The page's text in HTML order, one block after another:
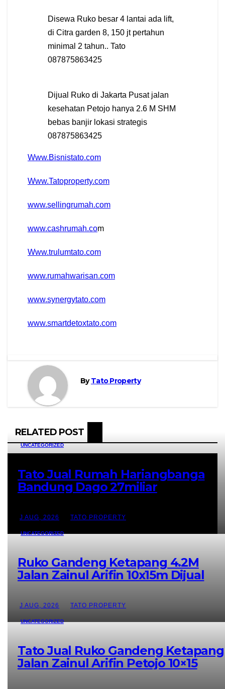
Disewa Ruko besar 4 lantai ada lift,
di Citra garden 8, 150 jt pertahun
minimal 2 tahun.. Tato
087875863425
Dijual Ruko di Jakarta Pusat jalan
kesehatan Petojo hanya 2.6 M SHM
bebas banjir lokasi strategis
087875863425
Www.Bisnistato.com
Www.Tatoproperty.com
www.sellingrumah.com
www.cashrumah.com
Www.trulumtato.com
www.rumahwarisan.com
www.synergytato.com
www.smartdetoxtato.com
ByTato Property
RELATED POST
UNCATEGORIZED
Tato Jual Rumah Hariangbanga
Bandung Dago 27miliar
J AUG, 2026 TATO PROPERTY
UNCATEGORIZED
Ruko Gandeng Ketapang 4.2M
Jalan Zainul Arifin 10x15m Dijual
J AUG, 2026 TATO PROPERTY
UNCATEGORIZED
Tato Jual Ruko Gandeng Ketapang
Jalan Zainul Arifin Petojo 10×15